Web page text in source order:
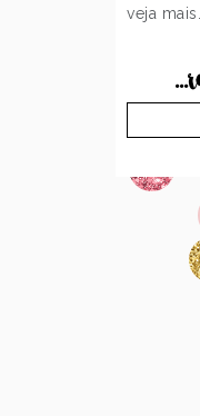
veja mais...